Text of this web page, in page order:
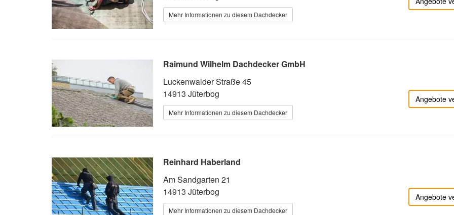
Mehr Informationen zu diesem Dachdecker
Raimund Wilhelm Dachdecker GmbH
Luckenwalder Straße 45
14913 Jüterbog
Mehr Informationen zu diesem Dachdecker
Angebote
Reinhard Haberland
Am Sandgarten 21
14913 Jüterbog
Mehr Informationen zu diesem Dachdecker
Angebote